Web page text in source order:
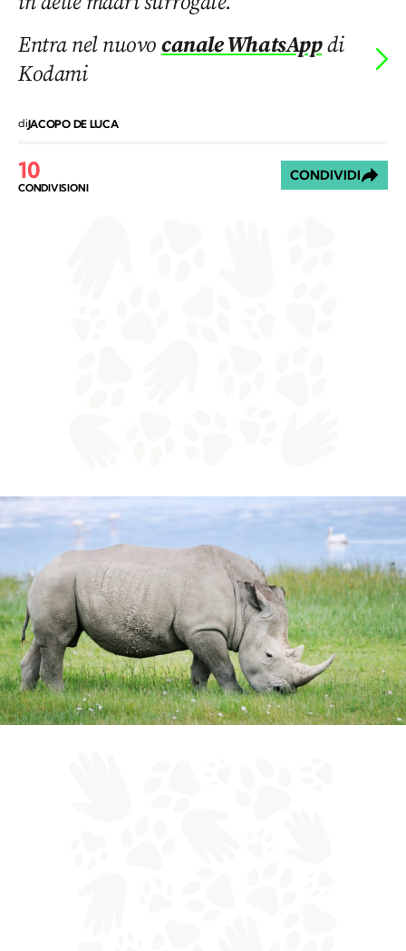
Entra nel nuovocanale WhatsAppdi
Kodami
diJACOPO DE LUCA
10
CONDIVISIONI
CONDIVIDI